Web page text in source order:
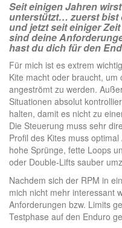
Seit einigen Jahren
unterstützt… zuerst bist
und jetzt seit einiger
sind deine
hast du dich für den
Für mich ist es extrem
Kite macht oder braucht, um
angeströmt zu werden.
Situationen absolut
halten, damit es nicht zu
Die Steuerung muss sehr
Profil des Kites muss
hohe Sprünge, fette Loops
oder Double-Lifts sauber
Nachdem sich der RPM in
mich nicht mehr interessant
Anforderungen bzw. Limits
Testphase auf den Enduro